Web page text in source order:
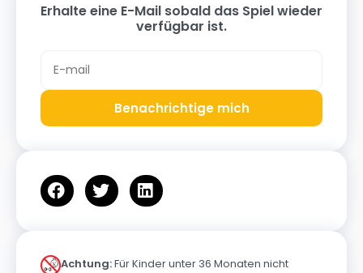
Erhalte eine E-Mail sobald das Spiel wieder
verfügbar ist.
Benachrichtige mich
Achtung:Für Kinder unter 36 Monaten nicht